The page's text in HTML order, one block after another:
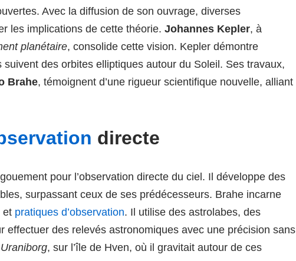
Avec la diffusion de son ouvrage, diverses
les implications de cette théorie. Johannes Kepler, à
planétaire, consolide cette vision. Kepler démontre
des orbites elliptiques autour du Soleil. Ses travaux,
Brahe, témoignent d’une rigueur scientifique nouvelle, alliant
directe
pour l’observation directe du ciel. Il développe des
surpassant ceux de ses prédécesseurs. Brahe incarne
et pratiques d’observation. Il utilise des astrolabes, des
effectuer des relevés astronomiques avec une précision sans
Uraniborg, sur l’île de Hven, où il gravitait autour de ces